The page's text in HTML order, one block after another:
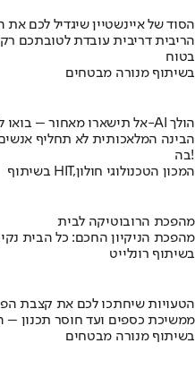
הסוד של איינשטיין שיגדיל לכם את
הריבית דריבית עובדת לטובתכם
בטוח
בשיתוף מנורה מבטחים
אל תישארו מאחור – בואו לגלות לאן ה-AI הולך
הבינה המלאכותית לא תחליף
בה!
בשיתוף HIT,המכון הטכנולוגי חולון
מהפכת הרובוטיקה לבית
מהפכת הניקיון החכם: כל הבית
בשיתוף רונלייט
הטעויות שיחתכו לכם את קצבת
ממשיכת כספים ועד חוסר תכנון –
בשיתוף מנורה מבטחים